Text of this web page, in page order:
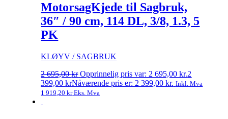
MotorsagKjede til Sagbruk,
36″ / 90 cm, 114 DL, 3/8, 1.3, 5
PK
KLØYV / SAGBRUK
2 695,00kr Opprinnelig pris var: 2 695,00 kr.2
399,00krNåværende pris er: 2 399,00 kr. Inkl. Mva
1 919,20krEks. Mva